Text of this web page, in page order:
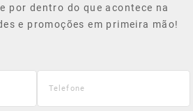
por dentro do que acontece na
e promoções em primeira mão!